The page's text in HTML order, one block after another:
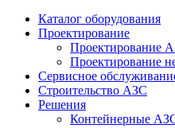
Каталог оборудования
Проектирование
Проектирование
Проектирование
Cервисное
Строительство АЗС
Решения
Контейнерные